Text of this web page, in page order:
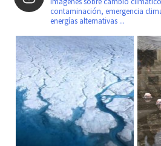
contaminación, emergencia
energías alternativas ...